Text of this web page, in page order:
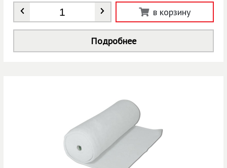
Количество в корзину
Подробнее